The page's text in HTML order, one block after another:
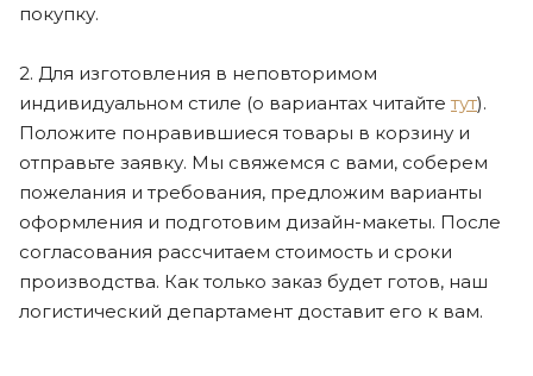
покупку.
2. Для изготовления в неповторимом
индивидуальном стиле (о вариантах читайте тут).
Положите понравившиеся товары в корзину и
отправьте заявку. Мы свяжемся с вами, соберем
пожелания и требования, предложим варианты
оформления и подготовим дизайн-макеты. После
согласования рассчитаем стоимость и сроки
производства. Как только заказ будет готов, наш
логистический департамент доставит его к вам.